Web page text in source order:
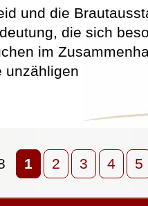
und die
die sich
im
unzähligen
1 2 3 4 5